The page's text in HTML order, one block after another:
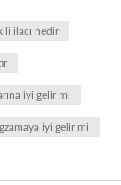
ilacı nedir
iyi gelir mi
iyi gelir mi